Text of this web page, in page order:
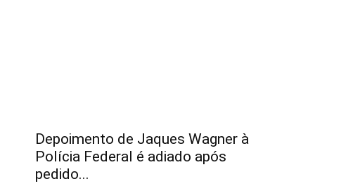
Depoimento de Jaques Wagner à
Polícia Federal é adiado após
pedido...